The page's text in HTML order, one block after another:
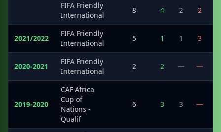
FIFA Friendly
International
8 4 2 2
2021/2022
FIFA Friendly
International
5 1 1 3
2020-2021
FIFA Friendly
International
2 2 — —
2019-2020
CAF Africa
Cup of
Nations -
Qualif
6 3 3 —